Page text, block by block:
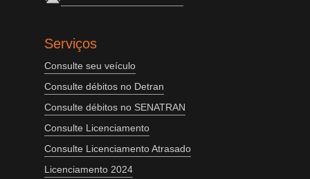
Serviços
Consulte seu veículo
Consulte débitos no Detran
Consulte débitos no SENATRAN
Consulte Licenciamento
Consulte Licenciamento Atrasado
Licenciamento 2024